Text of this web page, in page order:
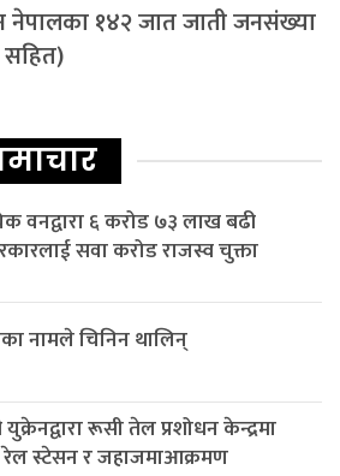
नेपालका १४२ जात जाती जनसंख्या
वनद्वारा ६ करोड ७३ लाख बढी
सवा करोड राजस्व चुक्ता
नामले चिनिन थालिन्
युक्रेनद्वारा रूसी तेल प्रशोधन केन्द्रमा
रेल स्टेसन र जहाजमाआक्रमण